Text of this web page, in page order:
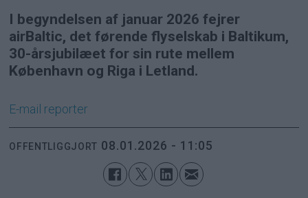
I begyndelsen af januar 2026 fejrer
airBaltic, det førende flyselskab i Baltikum,
30-årsjubilæet for sin rute mellem
København og Riga i Letland.
E-mail reporter
OFFENTLIGGJORT 08.01.2026 - 11:05